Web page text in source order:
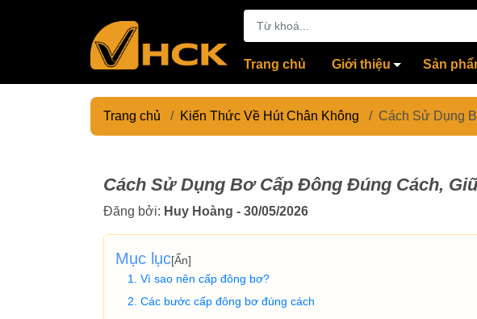
Trang chủ Giới thiệu Sản
Trang chủ / Kiến Thức Về Hút Chân Không / Cách Sử Dụng
Cách Sử Dụng Bơ Cấp Đông Đúng Cách,
Đăng bởi: Huy Hoàng - 30/05/2026
Mục lục[Ẩn]
Vì sao nên cấp đông bơ?
Các bước cấp đông bơ đúng cách